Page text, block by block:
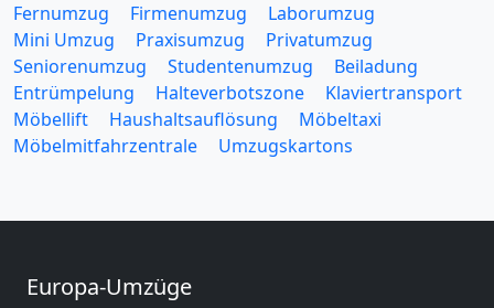
Fernumzug
Firmenumzug
Laborumzug
Mini Umzug
Praxisumzug
Privatumzug
Seniorenumzug
Studentenumzug
Beiladung
Entrümpelung
Halteverbotszone
Klaviertransport
Möbellift
Haushaltsauflösung
Möbeltaxi
Möbelmitfahrzentrale
Umzugskartons
Europa-Umzüge